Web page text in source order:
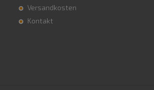
Versandkosten
Kontakt